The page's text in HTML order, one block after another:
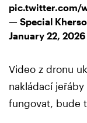
pic.twitter.com/
— Special
January 22, 2026
Video z dronu
nakládací
fungovat, bude